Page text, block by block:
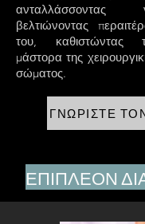
βελτιώνοντας
του, καθιστώντας
μάστορα της
σώματος.
ΓΝΩΡΙΣΤΕ
ΕΠΙΠΛΕΟΝ